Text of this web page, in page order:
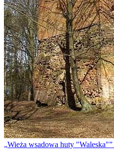
Wieża wsadowa huty "Waleska"